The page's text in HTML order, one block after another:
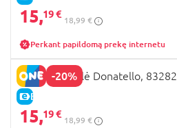
15,19 €
18,99 €
Perkant papildomą prekę internetu
-20%
E-KAINA
TMNT figūrėlė Donatello, 83282
15,19 €
18,99 €